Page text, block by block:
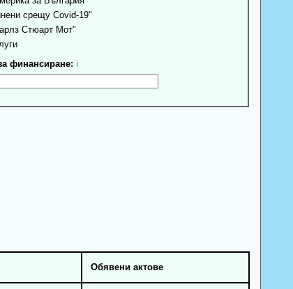
срещу Covid-19"
Стюарт Мот"
финансиране: ℹ
Обявени актове